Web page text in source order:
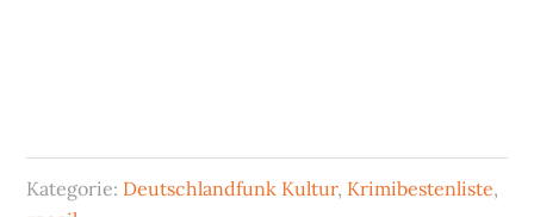
Kategorie: Deutschlandfunk Kultur, Krimibestenliste,